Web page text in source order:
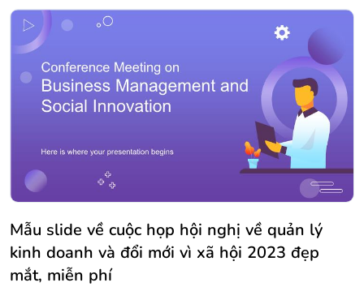
Mẫu slide về cuộc họp hội nghị về quản lý
kinh doanh và đổi mới vì xã hội 2023 đẹp
mắt, miễn phí